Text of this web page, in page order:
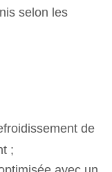
selon les
de
;